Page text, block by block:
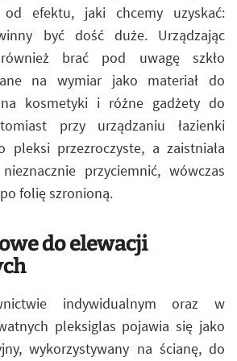
od efektu, jaki chcemy uzyskać:
być dość duże. Urządzając
brać pod uwagę szkło
na wymiar jako materiał do
kosmetyki i różne gadżety do
przy urządzaniu łazienki
pleksi przezroczyste, a zaistniała
przyciemnić, wówczas
folię szronioną.
do elewacji
indywidualnym oraz w
pleksiglas pojawia się jako
wykorzystywany na ścianę, do